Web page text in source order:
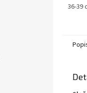
36-39